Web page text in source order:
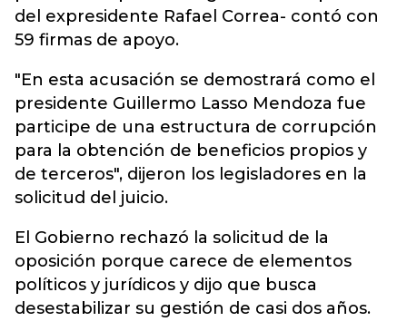
del expresidente Rafael Correa- contó con
59 firmas de apoyo.
"En esta acusación se demostrará como el
presidente Guillermo Lasso Mendoza fue
participe de una estructura de corrupción
para la obtención de beneficios propios y
de terceros", dijeron los legisladores en la
solicitud del juicio.
El Gobierno rechazó la solicitud de la
oposición porque carece de elementos
políticos y jurídicos y dijo que busca
desestabilizar su gestión de casi dos años.